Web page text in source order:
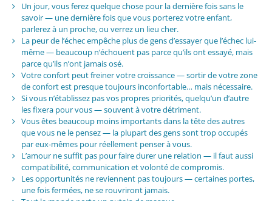
Un jour, vous ferez quelque chose pour la dernière fois sans le
savoir — une dernière fois que vous porterez votre enfant,
parlerez à un proche, ou verrez un lieu cher.
La peur de l’échec empêche plus de gens d’essayer que l’échec lui-
même — beaucoup n’échouent pas parce qu’ils ont essayé, mais
parce qu’ils n’ont jamais osé.
Votre confort peut freiner votre croissance — sortir de votre zone
de confort est presque toujours inconfortable… mais nécessaire.
Si vous n’établissez pas vos propres priorités, quelqu’un d’autre
les fixera pour vous — souvent à votre détriment.
Vous êtes beaucoup moins importants dans la tête des autres
que vous ne le pensez — la plupart des gens sont trop occupés
par eux-mêmes pour réellement penser à vous.
L’amour ne suffit pas pour faire durer une relation — il faut aussi
compatibilité, communication et volonté de compromis.
Les opportunités ne reviennent pas toujours — certaines portes,
une fois fermées, ne se rouvriront jamais.